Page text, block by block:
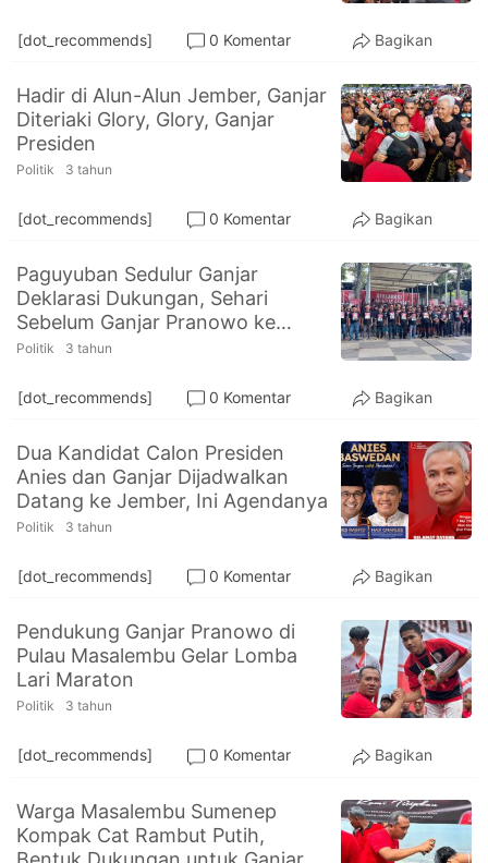
[dot_recommends] 0 Komentar Bagikan
Hadir di Alun-Alun Jember, Ganjar
Diteriaki Glory, Glory, Ganjar
Presiden
Politik 3 tahun
[dot_recommends] 0 Komentar Bagikan
Paguyuban Sedulur Ganjar
Deklarasi Dukungan, Sehari
Sebelum Ganjar Pranowo ke
Jember
Politik 3 tahun
[dot_recommends] 0 Komentar Bagikan
Dua Kandidat Calon Presiden
Anies dan Ganjar Dijadwalkan
Datang ke Jember, Ini Agendanya
Politik 3 tahun
[dot_recommends] 0 Komentar Bagikan
Pendukung Ganjar Pranowo di
Pulau Masalembu Gelar Lomba
Lari Maraton
Politik 3 tahun
[dot_recommends] 0 Komentar Bagikan
Warga Masalembu Sumenep
Kompak Cat Rambut Putih,